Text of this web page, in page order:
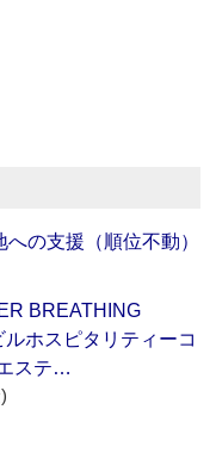
の支援（順位不動）
BREATHING
ルホスピタリティーコ
ステ…